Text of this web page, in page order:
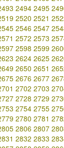
2494 2495
2520 2521
2546 2547
2572 2573
2598 2599
2624 2625
2650 2651
2676 2677
2702 2703
2728 2729
2754 2755
2780 2781
2806 2807
2832 2833